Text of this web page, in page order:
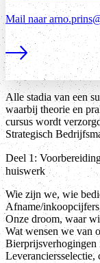
Mail naar
Lees meer
Alle stadia van een
waarbij theorie en
cursus wordt
Strategisch
Deel 1:
huiswerk
Wie zijn we, wie
Afname/
Onze droom, waar
Wat wensen we van
Bierprijsverhogingen
Leveranciersselectie,